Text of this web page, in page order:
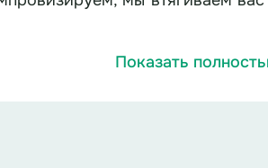
таланты и немного или
Показать